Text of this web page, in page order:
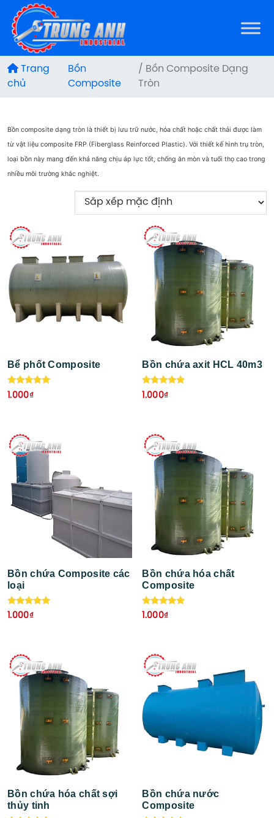
Trang
chủ
Bồn
Composite
/ Bồn Composite Dạng
Tròn
Bồn composite dạng tròn là thiết bị lưu trữ nước, hóa chất hoặc chất thải được làm
từ vật liệu composite FRP (Fiberglass Reinforced Plastic). Với thiết kế hình trụ tròn,
loại bồn này mang đến khả năng chịu áp lực tốt, chống ăn mòn và tuổi thọ cao trong
nhiều môi trường khắc nghiệt.
Bể phốt Composite
Được xếp
hạng
1.000₫
Bồn chứa axit HCL 40m3
Được xếp
hạng
1.000₫
Bồn chứa Composite các
loại
Được xếp
hạng
1.000₫
Bồn chứa hóa chất
Composite
Được xếp
hạng
1.000₫
Bồn chứa hóa chất sợi
thủy tinh
Bồn chứa nước
Composite